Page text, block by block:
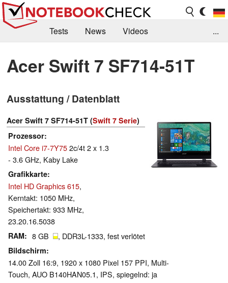
Tests News
Videos
Kaufberatung
Deals Suche
Jobs
Forum
...
Acer Swift 7 SF714-51T
Ausstattung / Datenblatt
Acer Swift 7 SF714-51T (Swift 7 Serie)
Prozessor
Intel Core i7-7Y752c/4t 2 x 1.3
- 3.6 GHz, Kaby Lake
Grafikkarte
Intel HD Graphics 615,
Kerntakt: 1050 MHz,
Speichertakt: 933 MHz,
23.20.16.5038
RAM 8 GB , DDR3L-1333, fest verlötet
Bildschirm
14.00 Zoll 16:9, 1920 x 1080 Pixel 157 PPI, Multi-
Touch, AUO B140HAN05.1, IPS, spiegelnd: ja